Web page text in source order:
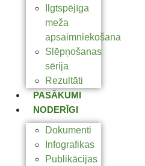
Ilgtspējīga
meža
apsaimniekošana
Slēpņošanas
sērija
Rezultāti
PASĀKUMI
NODERĪGI
Dokumenti
Infografikas
Publikācijas